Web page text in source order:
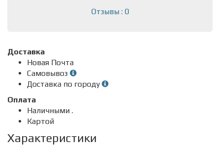
Отзывы : 0
Доставка
Новая Почта
Самовывоз
Доставка по городу
Оплата
Наличными .
Картой
Характеристики